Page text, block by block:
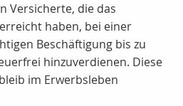
Versicherte, die das
haben, bei einer
Beschäftigung bis zu
hinzuverdienen. Diese
im Erwerbsleben